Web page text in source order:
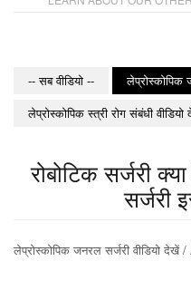
-- सब वीडियो --
लेप्रोस्कोपिक
लेप्रोस्कोपिक स्त्री रोग संबंधी
रोबोटिक सर्जरी
सर्जरी
लेप्रोस्कोपिक जनरल सर्जरी वीडियो